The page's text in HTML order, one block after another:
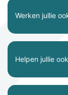
Werken jullie
Helpen jullie